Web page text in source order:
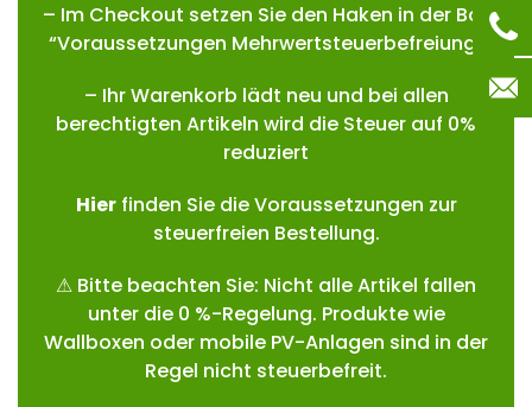
– Im Checkout setzen Sie den Haken in der Box
“Voraussetzungen Mehrwertsteuerbefreiung”
– Ihr Warenkorb lädt neu und bei allen
berechtigten Artikeln wird die Steuer auf 0%
reduziert
Hierfinden Sie die Voraussetzungen zur
steuerfreien Bestellung.
⚠ Bitte beachten Sie: Nicht alle Artikel fallen
unter die 0 %-Regelung. Produkte wie
Wallboxen oder mobile PV-Anlagen sind in der
Regel nicht steuerbefreit.